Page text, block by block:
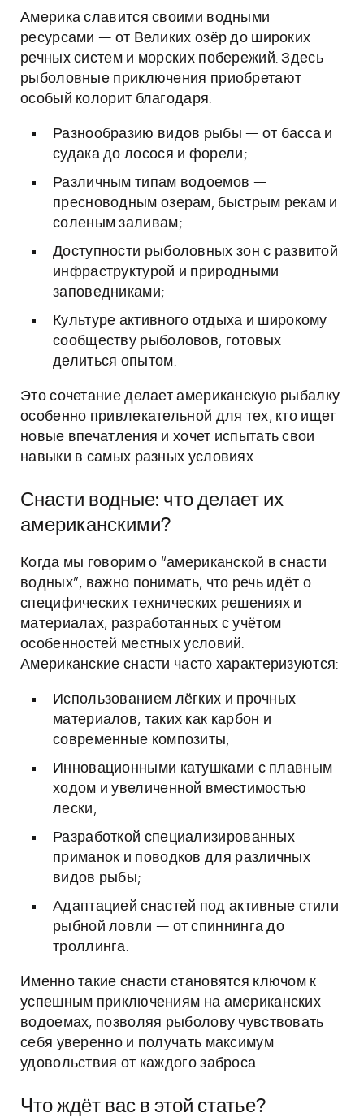
Америка славится своими водными
ресурсами — от Великих озёр до широких
речных систем и морских побережий. Здесь
рыболовные приключения приобретают
особый колорит благодаря:
Разнообразию видов рыбы — от басса и
судака до лосося и форели;
Различным типам водоемов —
пресноводным озерам, быстрым рекам и
соленым заливам;
Доступности рыболовных зон с развитой
инфраструктурой и природными
заповедниками;
Культуре активного отдыха и широкому
сообществу рыболовов, готовых
делиться опытом.
Это сочетание делает американскую рыбалку
особенно привлекательной для тех, кто ищет
новые впечатления и хочет испытать свои
навыки в самых разных условиях.
Снасти водные: что делает их
американскими?
Когда мы говорим о “американской в снасти
водных”, важно понимать, что речь идёт о
специфических технических решениях и
материалах, разработанных с учётом
особенностей местных условий.
Американские снасти часто характеризуются:
Использованием лёгких и прочных
материалов, таких как карбон и
современные композиты;
Инновационными катушками с плавным
ходом и увеличенной вместимостью
лески;
Разработкой специализированных
приманок и поводков для различных
видов рыбы;
Адаптацией снастей под активные стили
рыбной ловли — от спиннинга до
троллинга.
Именно такие снасти становятся ключом к
успешным приключениям на американских
водоемах, позволяя рыболову чувствовать
себя уверенно и получать максимум
удовольствия от каждого заброса.
Что ждёт вас в этой статье?